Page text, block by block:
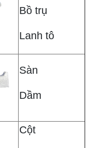
Bồ trụ
Lanh tô
Sàn
Dầm
Cột